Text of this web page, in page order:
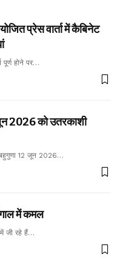
प्रेस वार्ता में कैबिनेट
होने पर…
2026 को उतरकाशी
बहुगुणा 12 जून 2026…
में कमल
जी रहे हैं…